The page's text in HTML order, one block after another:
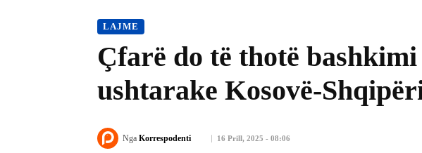
LAJME
Çfarë do të thotë
ushtarake Kosovë-
16 Prill, 2025 - 08:06
Nga Korrespodenti